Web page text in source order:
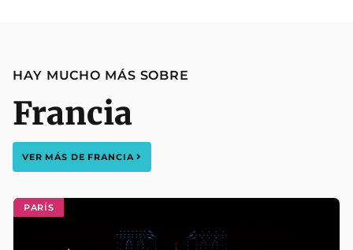
HAY MUCHO MÁS SOBRE
Francia
VER MÁS DE FRANCIA
PARÍS